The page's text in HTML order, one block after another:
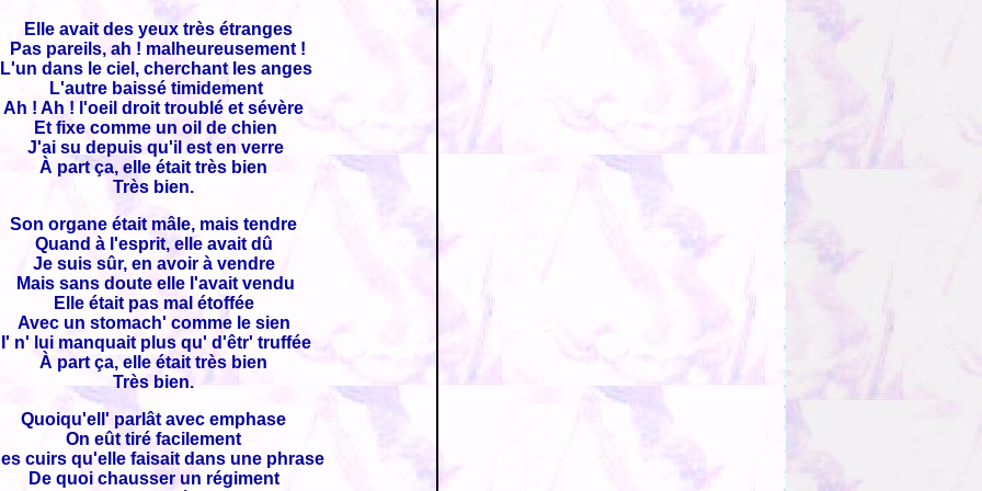
Elle avait des yeux très étranges
Pas pareils, ah ! malheureusement !
dans le ciel, cherchant les anges
L'autre baissé timidement
Ah ! Ah ! l'oeil droit troublé et sévère
Et fixe comme un oil de chien
J'ai su depuis qu'il est en verre
À part ça, elle était très bien
Très bien.
Son organe était mâle, mais tendre
Quand à l'esprit, elle avait dû
Je suis sûr, en avoir à vendre
Mais sans doute elle l'avait vendu
Elle était pas mal étoffée
Avec un stomach' comme le sien
n' lui manquait plus qu' d'êtr' truffée
À part ça, elle était très bien
Très bien.
Quoiqu'ell' parlât avec emphase
On eût tiré facilement
cuirs qu'elle faisait dans une phrase
De quoi chausser un régiment